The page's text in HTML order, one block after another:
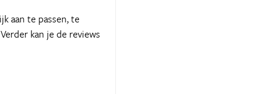
aan te passen, te
kan je de reviews